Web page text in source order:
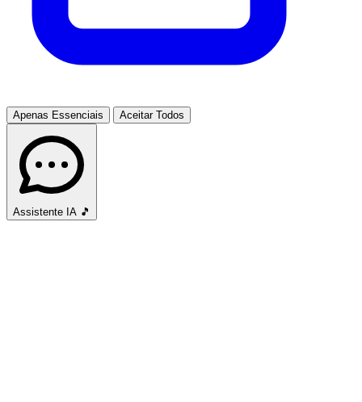
Apenas Essenciais Aceitar Todos
Assistente IA 🎵